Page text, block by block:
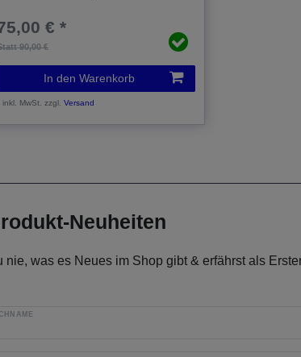
90,00 €
€ *
In den Warenkorb
inkl. MwSt. zzgl.Versand
Neuheiten
nie, was es Neues im Shop gibt & erfährst als